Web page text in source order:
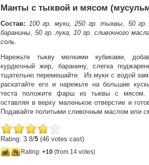
Манты с тыквой и мясом
Состав: 100 гр. муки, 250 гр. тыквы, 50 гр.
баранины, 50 гр. лука, 10 гр. сливочного
соль.
Нарежьте тыкву мелкими кубиками,
курдючный жир, баранину, слегка
тщательно перемешайте. Из муки с водой
раскатайте его и нарежьте на большие
теста положите фарш из тыквы с мясом.
оставляя в верху маленькое отверстие и
Подавайте политыми сливочным маслом или
Rating: 3.8/5 (46 votes cast)
Rating: +10 (from 14 votes)